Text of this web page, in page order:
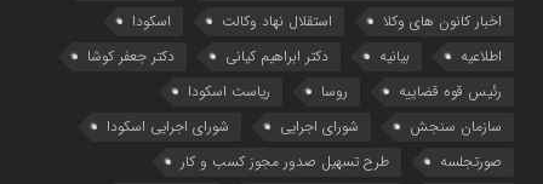
اخبار کانون های وکلا
استقلال نهاد وکالت
اسکودا
اطلاعیه
بیانیه دکتر ابراهیم کیانی
دکتر جعفر کوشا
رئیس قوه قضاییه
روسا
ریاست اسکودا
سازمان سنجش
شورای اجرایی
شورای اجرایی اسکودا
صورتجلسه
طرح تسهیل صدور مجوز کسب و کار